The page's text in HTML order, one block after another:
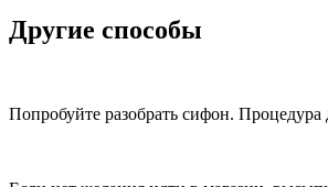
Другие способы
Попробуйте разобрать сифон. Процедура